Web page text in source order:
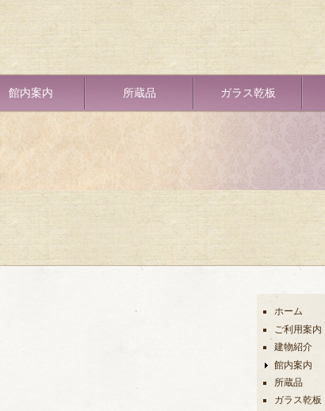
館内案内 所蔵品 ガラス乾板
Secondary_link
ホーム
ご利用案内
建物紹介
館内案内
所蔵品
ガラス乾板